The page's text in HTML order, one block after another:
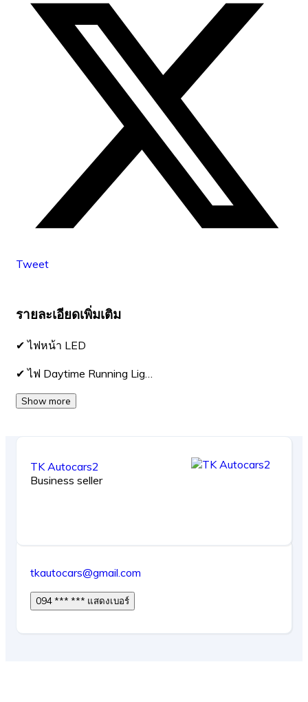
Tweet
รายละเอียดเพิ่มเติม
✔ ไฟหน้า LED
✔ ไฟ Daytime Running Lig…
Show more
TK Autocars2
Business seller
tkautocars@gmail.com
094 *** *** แสดงเบอร์